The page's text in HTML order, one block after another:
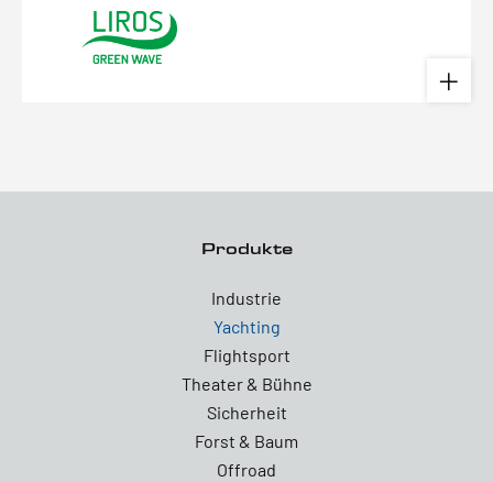
Produkte
Industrie
Yachting
Flightsport
Theater & Bühne
Sicherheit
Forst & Baum
Offroad